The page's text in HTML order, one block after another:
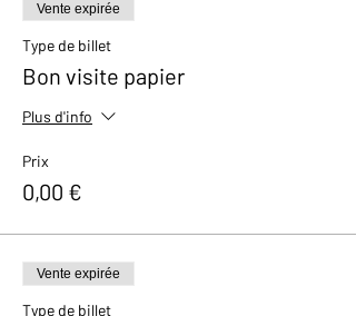
Vente expirée
Type de billet
Bon visite papier
Plus d'info
Prix
0,00 €
Vente expirée
Type de billet